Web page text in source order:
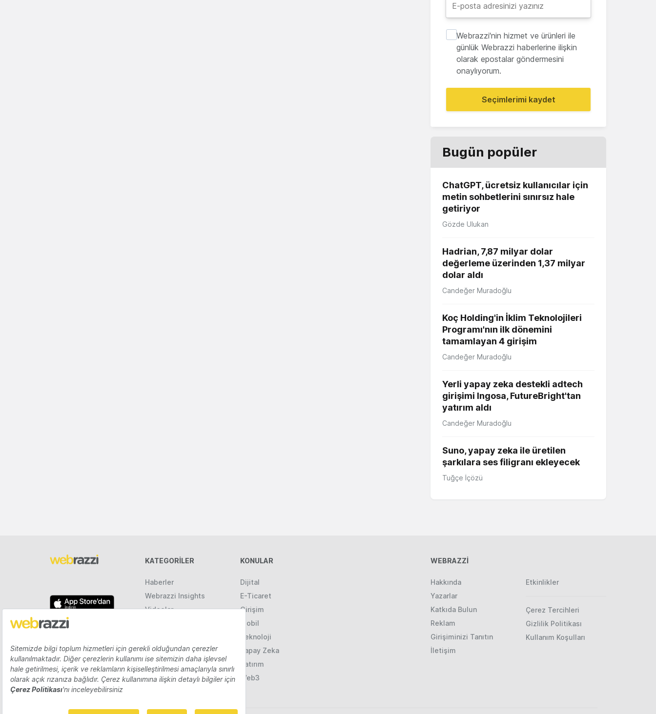
Webrazzi'nin hizmet ve ürünleri ile
günlük Webrazzi haberlerine ilişkin
olarak epostalar göndermesini
onaylıyorum.
Seçimlerimi kaydet
Bugün popüler
ChatGPT, ücretsiz kullanıcılar için
metin sohbetlerini sınırsız hale
getiriyor
Gözde Ulukan
Hadrian, 7,87 milyar dolar
değerleme üzerinden 1,37 milyar
dolar aldı
Candeğer Muradoğlu
Koç Holding'in İklim Teknolojileri
Programı'nın ilk dönemini
tamamlayan 4 girişim
Candeğer Muradoğlu
Yerli yapay zeka destekli adtech
girişimi Ingosa, FutureBright'tan
yatırım aldı
Candeğer Muradoğlu
Suno, yapay zeka ile üretilen
şarkılara ses filigranı ekleyecek
Tuğçe İçözü
KATEGORILER
Haberler
Webrazzi Insights
Videolar
KONULAR
Dijital
E-Ticaret
Girişim
Mobil
Teknoloji
Yapay Zeka
Yatırım
Web3
WEBRAZZİ
Hakkında
Yazarlar
Katkıda Bulun
Reklam
Girişiminizi Tanıtın
İletişim
Etkinlikler
Çerez Tercihleri
Gizlilik Politikası
Kullanım Koşulları